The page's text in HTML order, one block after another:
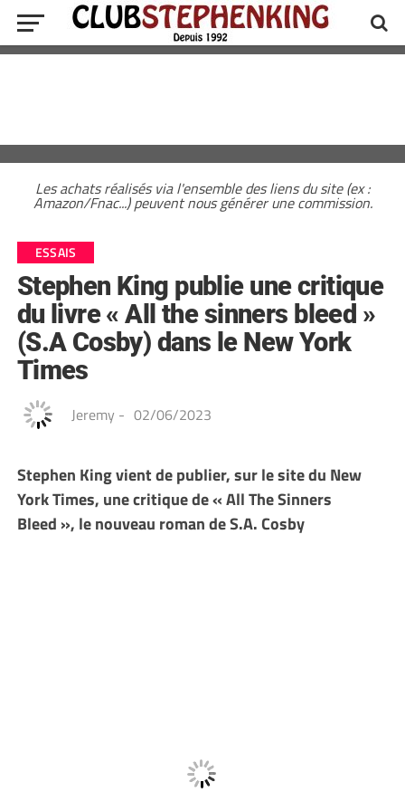
Les achats réalisés via l'ensemble des liens du site (ex :
Amazon/Fnac...) peuvent nous générer une commission.
ESSAIS
Stephen King publie une critique
du livre « All the sinners bleed »
(S.A Cosby) dans le New York
Times
Jeremy - 02/06/2023
Stephen King vient de publier, sur le site du New
York Times, une critique de « All The Sinners
Bleed », le nouveau roman de S.A. Cosby